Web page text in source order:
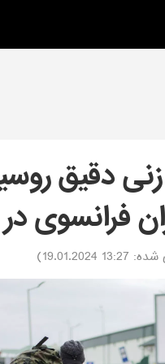
دقیق
فرانسوی
شده: 13:27 19.01.2024
)